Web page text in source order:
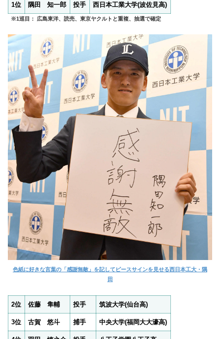
1位 隅田 知一郎 投手 西日本工業大学(波佐見高)
※1巡目： 広島東洋、読売、東京ヤクルトと重複、抽選で確定
色紙に好きな言葉の「感謝無敵」を記してピースサインを見せる西日本工大・隅
田
2位 佐藤 隼輔 投手 筑波大学(仙台高)
3位 古賀 悠斗 捕手 中央大学(福岡大大濠高)